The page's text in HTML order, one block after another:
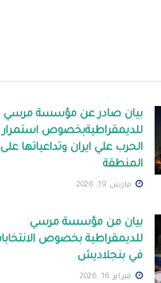
بيان صادر عن مؤسسة مرسي
للديمقراطيةبخصوص استمرار
الحرب علي ايران وتداعياتها على
المنطقة
مارس 19, 2026
بيان من مؤسسة مرسي
للديمقراطية بخصوص
في بنجلاديش
فبراير 16, 2026